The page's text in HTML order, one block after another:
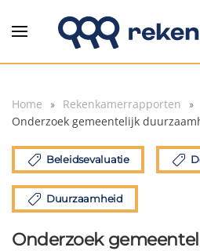
Overslaan en naar de
Home Rekenkamerrapporten
Onderzoek gemeentelijk
Beleidsevaluatie
Duurzaamheid
Onderzoek